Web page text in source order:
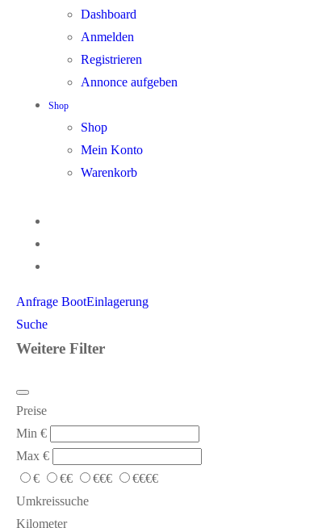
Dashboard
Anmelden
Registrieren
Annonce aufgeben
Shop
Shop
Mein Konto
Warenkorb
Anfrage BootEinlagerung
Suche
Weitere Filter
Preise
Min €
Max €
€
€€ €€€
€€€€
Umkreissuche
Kilometer